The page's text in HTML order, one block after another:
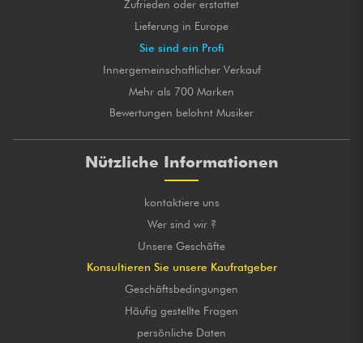
Zufrieden oder erstattet
Lieferung in Europe
Sie sind ein Profi
Innergemeinschaftlicher Verkauf
Mehr als 700 Marken
Bewertungen belohnt Musiker
Nützliche Informationen
kontaktiere uns
Wer sind wir ?
Unsere Geschäfte
Konsultieren Sie unsere Kaufratgeber
Geschäftsbedingungen
Häufig gestellte Fragen
persönliche Daten